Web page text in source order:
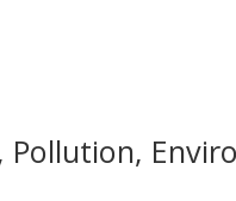
Pollution,